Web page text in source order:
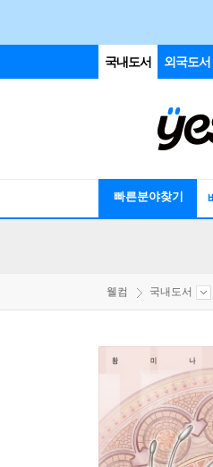
국내도서 외국도서
빠른분야찾기
웰컴 국내도서